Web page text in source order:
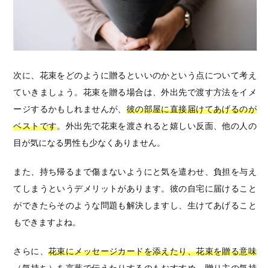
次に、花束をどのように贈るといいのかという点について考え
ていきましょう。花束を贈る場合は、外出先で渡す方法をイメ
ージするかもしれませんが、 彼の部屋に直接届けてあげるのが
ベストです。外出先で花束を渡されると嬉しい反面、他の人の
目が気になる男性も少なくありません。
また、持ち帰るまで傷まないようにと気を遣わせ、負担を与え
てしまうというデメリットがあります。彼の自宅に届けること
ができたらそのような問題も解決しますし、生けてあげること
もできますよね。
さらに、花束にメッセージカードを添えたり、花束を贈る意味